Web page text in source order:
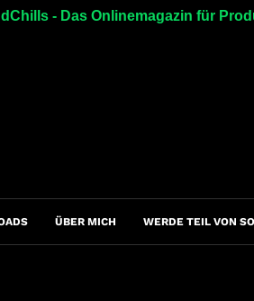
- Das Onlinemagazin für
ÜBER MICH WERDE TEIL VON